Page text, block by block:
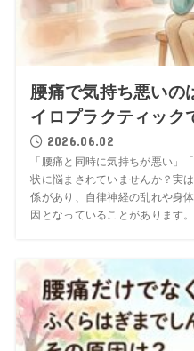
腰痛で気持ち悪いの
イロプラクティック
2026.06.02
「腰痛と同時に気持ちが悪い」
状に悩まされていませんか？実
係があり、自律神経の乱れや身
因となっていることがあります。